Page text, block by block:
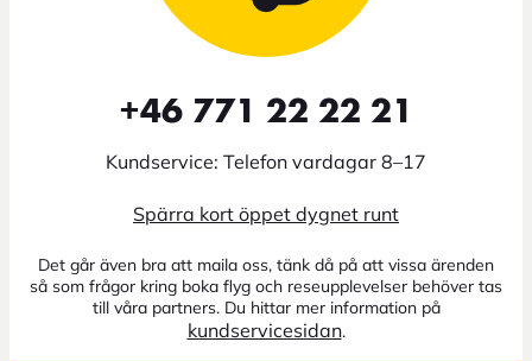
+46 771 22 22 21
Kundservice: Telefon vardagar 8–17
Spärra kort öppet dygnet runt
Det går även bra att maila oss, tänk då på att vissa ärenden
så som frågor kring boka flyg och reseupplevelser behöver tas
till våra partners. Du hittar mer information på
kundservicesidan.